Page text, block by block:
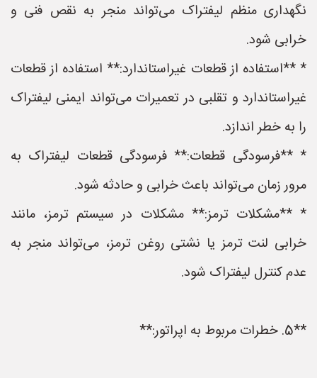
نگهداری منظم لیفتراک می‌تواند منجر به نقص فنی و
خرابی شود.
* **استفاده از قطعات غیراستاندارد:** استفاده از قطعات
غیراستاندارد و تقلبی در تعمیرات می‌تواند ایمنی لیفتراک
را به خطر اندازد.
* **فرسودگی قطعات:** فرسودگی قطعات لیفتراک به
مرور زمان می‌تواند باعث خرابی و حادثه شود.
* **مشکلات ترمز:** مشکلات در سیستم ترمز، مانند
خرابی لنت ترمز یا نشتی روغن ترمز، می‌تواند منجر به
عدم کنترل لیفتراک شود.
**5. خطرات مربوط به اپراتور:**